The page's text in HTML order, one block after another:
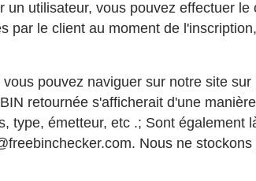
utilisateur, vous pouvez effectuer
le client au moment de
pouvez naviguer sur notre site sur
retournée s'afficherait d'une
type, émetteur, etc .; Sont également
Nous ne